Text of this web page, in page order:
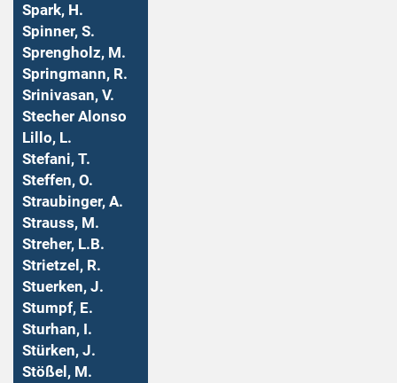
Spark, H.
Spinner, S.
Sprengholz, M.
Springmann, R.
Srinivasan, V.
Stecher Alonso
Lillo, L.
Stefani, T.
Steffen, O.
Straubinger, A.
Strauss, M.
Streher, L.B.
Strietzel, R.
Stuerken, J.
Stumpf, E.
Sturhan, I.
Stürken, J.
Stößel, M.